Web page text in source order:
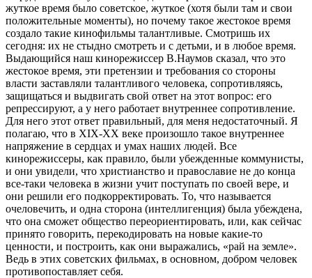
жуткое время было советское, жуткое (хотя были там и свои
положительные моменты), но почему такое жестокое время
создало такие кинофильмы талантливые. Смотришь их
сегодня: их не стыдно смотреть и с детьми, и в любое время.
Выдающийся наш кинорежиссер В.Наумов сказал, что это
жестокое время, эти претензии и требования со стороны
власти заставляли талантливого человека, сопротивляясь,
защищаться и выдвигать свой ответ на этот вопрос: его
репрессируют, а у него работает внутреннее сопротивление.
Для него этот ответ правильный, для меня недостаточный. Я
полагаю, что в ХIХ-ХХ веке произошло такое внутреннее
напряжение в сердцах и умах наших людей. Все
кинорежиссеры, как правило, были убежденные коммунисты,
и они увидели, что христианство и православие не до конца
все-таки человека в жизни учит поступать по своей вере, и
они решили его подкорректировать. То, что называется
очеловечить, и одна сторона (интеллигенция) была убеждена,
что она сможет общество переориентировать, или, как сейчас
принято говорить, перекодировать на новые какие-то
ценности, и построить, как они выражались, «рай на земле».
Ведь в этих советских фильмах, в основном, добром человек
противопоставляет себя.